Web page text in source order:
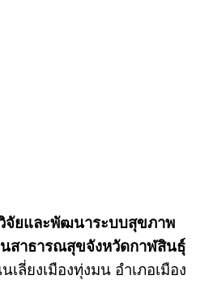
จัยและพัฒนาระบบสุขภาพ
สาธารณสุขจังหวัดกาฬสินธุ์
เลี่ยงเมืองทุ่งมน อำเภอเมือง